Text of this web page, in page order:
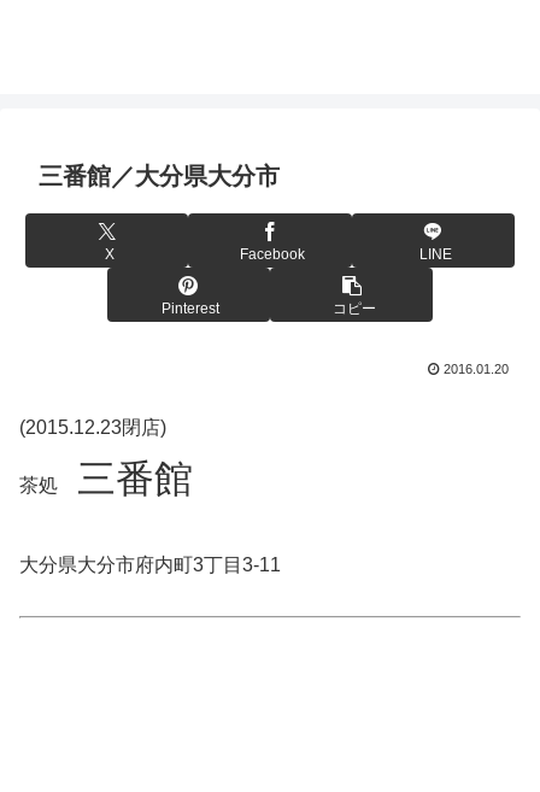
三番館／大分県大分市
X Facebook LINE
Pinterest コピー
2016.01.20
(2015.12.23閉店)
茶処 三番館
大分県大分市府内町3丁目3-11